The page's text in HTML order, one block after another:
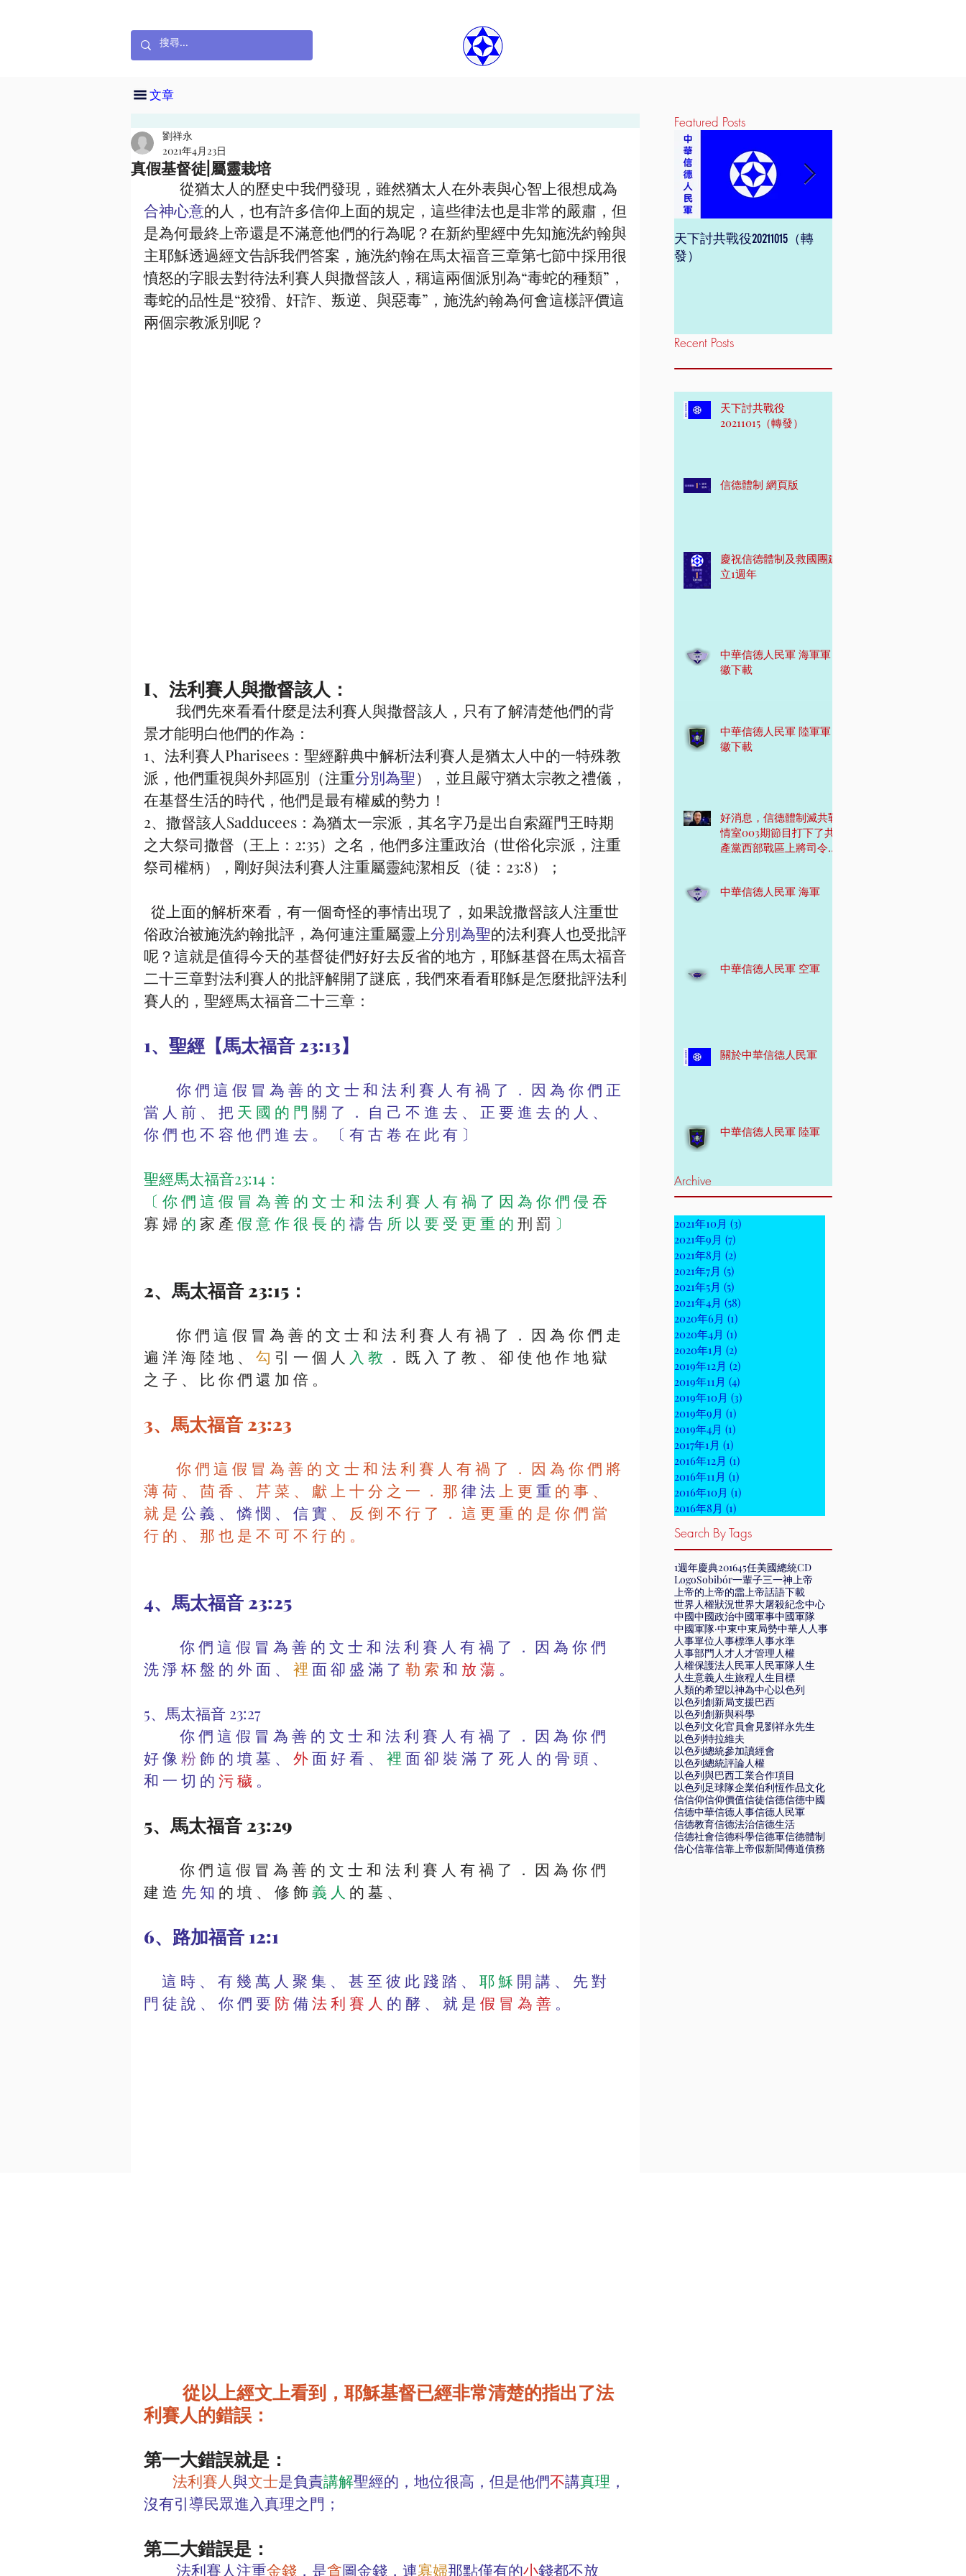
文章
Featured Posts
天下討共戰役20211015（轉
發）
Recent Posts
天下討共戰役
20211015（轉發）
信德體制 網頁版
慶祝信德體制及救國團建
立1週年
中華信德人民軍 海軍軍
徽下載
中華信德人民軍 陸軍軍
徽下載
好消息，信德體制滅共戰
情室003期節目打下了共
產黨西部戰區上將司令
中華信德人民軍 海軍
中華信德人民軍 空軍
關於中華信德人民軍
中華信德人民軍 陸軍
Archive
2021年10月 (3)
2021年9月 (7)
2021年8月 (2)
2021年7月 (5)
2021年5月 (5)
2021年4月 (58)
2020年6月 (1)
2020年4月 (1)
2020年1月 (2)
2019年12月 (2)
2019年11月 (4)
2019年10月 (3)
2019年9月 (1)
2019年4月 (1)
2017年1月 (1)
2016年12月 (1)
2016年11月 (1)
2016年10月 (1)
2016年8月 (1)
Search By Tags
1週年慶典201645任美國總統CD
LogoSobibór一輩子三一神 上帝
上帝的 上帝的霝 上帝話語下載
世界人權狀況世界大屠殺紀念中心
中國中國政治中國軍事中國軍隊
中國軍隊·中東中東局勢中華人 人事
人事單位 人事標準人事水準
人事部門 人才人才管理 人權
人權保護法人民軍人民軍隊人生
人生意義人生旅程 人生目標
人類的希望以神為中心以色列
以色列創新局支援巴西
以色列創新與科學
以色列文化官員會見劉祥永先生
以色列特拉維夫
以色列總統參加讀經會
以色列總統評論人權
以色列與巴西工業合作項目
以色列足球隊企業伯利恆作品文化
信信仰信仰價值信徒信德信德中國
信德中華信德人事信德人民軍
信德教育信德法治信德生活
信德社會信德科學信德軍信德體制
信心信靠信靠上帝假新聞傳道債務
真假基督徒|屬靈栽培
劉祥永
2021年4月23日
          從猶太人的歷史中我們發現，雖然猶太人在外表與心智上很想成為
合神心意的人，也有許多信仰上面的規定，這些律法也是非常的嚴肅，但
是為何最終上帝還是不滿意他們的行為呢？在新約聖經中先知施洗約翰與
主耶穌透過經文告訴我們答案，施洗約翰在馬太福音三章第七節中採用很
憤怒的字眼去對待法利賽人與撒督該人，稱這兩個派別為“毒蛇的種類”，
毒蛇的品性是“狡猾、奸詐、叛逆、與惡毒”，施洗約翰為何會這樣評價這
兩個宗教派別呢？
I、法利賽人與撒督該人：
景才能明白他們的作為：
1、法利賽人Pharisees：聖經辭典中解析法利賽人是猶太人中的一特殊教
派，他們重視與外邦區別（注重分別為聖），並且嚴守猶太宗教之禮儀，
在基督生活的時代，他們是最有權威的勢力！
2、撒督該人Sadducees：為猶太一宗派，其名字乃是出自索羅門王時期
之大祭司撒督（王上：2:35）之名，他們多注重政治（世俗化宗派，注重
祭司權柄），剛好與法利賽人注重屬靈純潔相反（徒：23:8）；
俗政治被施洗約翰批評，為何連注重屬靈上分別為聖的法利賽人也受批評
呢？這就是值得今天的基督徒們好好去反省的地方，耶穌基督在馬太福音
二十三章對法利賽人的批評解開了謎底，我們來看看耶穌是怎麼批評法利
賽人的，聖經馬太福音二十三章：
1、聖經【馬太福音 23:13】
當 人 前 、 把 天 國 的 門 關 了 ． 自 己 不 進 去 、 正 要 進 去 的 人 、
你 們 也 不 容 他 們 進 去 。 〔 有 古 卷 在 此 有 〕
聖經馬太福音23:14：
〔 你 們 這 假 冒 為 善 的 文 士 和 法 利 賽 人 有 禍 了 因 為 你 們 侵 吞
寡 婦 的 家 產 假 意 作 很 長 的 禱 告 所 以 要 受 更 重 的 刑 罰 〕
2、馬太福音 23:15：
遍 洋 海 陸 地 、
勾 引 一 個 人 入 教 ． 既 入 了 教 、 卻 使 他 作 地 獄
之 子 、 比 你 們 還 加 倍 。
3、馬太福音 23:23
薄 荷 、 茴 香 、 芹 菜 、 獻 上 十 分 之 一 ． 那 律 法 上 更 重 的 事 、
就 是 公 義 、 憐 憫 、 信 實 、 反 倒 不 行 了 ． 這 更 重 的 是 你 們 當
行 的 、 那 也 是 不 可 不 行 的 。
4、馬太福音 23:25
洗 淨 杯 盤 的 外 面 、 裡 面 卻 盛 滿 了 勒 索 和 放 蕩 。
5、馬太福音 23:27
好 像 粉 飾 的 墳 墓 、 外 面 好 看 、 裡 面 卻 裝 滿 了 死 人 的 骨 頭 、
和 一 切 的 污 穢 。
5、馬太福音 23:29
建 造 先 知 的 墳 、 修 飾 義 人 的 墓 、
6、路加福音 12:1
     這 時 、 有 幾 萬 人 聚 集 、 甚 至 彼 此 踐 踏 、
耶 穌 開 講 、 先 對
門 徒 說 、 你 們 要 防 備 法 利 賽 人 的 酵 、 就 是 假 冒 為 善 。
從以上經文上看到，耶穌基督已經非常清楚的指出了法
利賽人的錯誤：
第一大錯誤就是：
        法利賽人
與文士是負責講解聖經的，地位很高，但是他們不講真理 ，
沒有引導民眾進入真理之門；
第二大錯誤是：
         法利賽人注重
金錢 ，是貪圖金錢，連寡婦那點僅有的小錢都不放